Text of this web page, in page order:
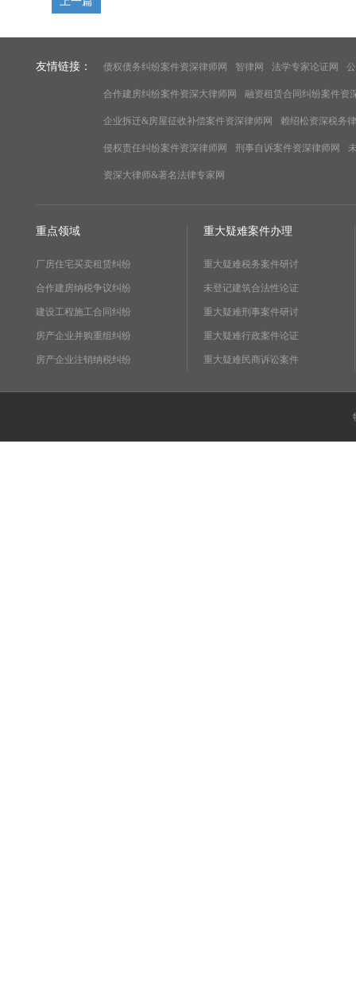
友情链接： 债权债务纠纷案件资深律师网 智律网 法学专家论证网
合作建房纠纷案件资深大律师网 融资租赁合同纠纷案件资
企业拆迁&房屋征收补偿案件资深律师网 赖绍松资深税务
侵权责任纠纷案件资深律师网 刑事自诉案件资深律师网
资深大律师&著名法律专家网
重点领域
厂房住宅买卖租赁纠纷
合作建房纳税争议纠纷
建设工程施工合同纠纷
房产企业并购重组纠纷
房产企业注销纳税纠纷
重大疑难案件办理
重大疑难税务案件研讨
未登记建筑合法性论证
重大疑难刑事案件研讨
重大疑难行政案件论证
重大疑难民商诉讼案件